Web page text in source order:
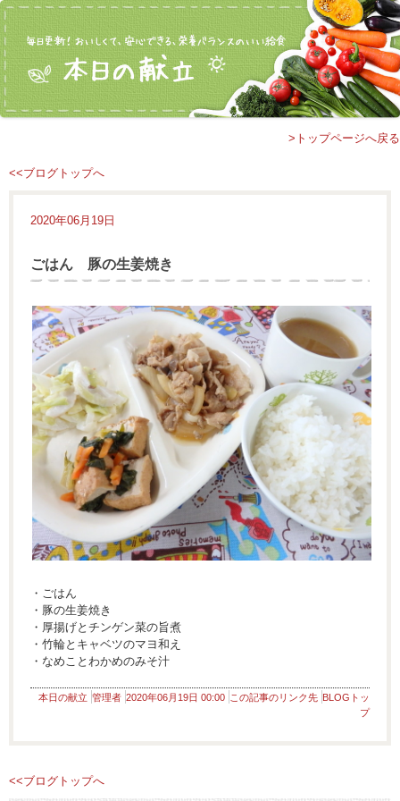
>トップページへ戻る
<<ブログトップへ
2020年06月19日
ごはん 豚の生姜焼き
・ごはん
・豚の生姜焼き
・厚揚げとチンゲン菜の旨煮
・竹輪とキャベツのマヨ和え
・なめことわかめのみそ汁
本日の献立 管理者 2020年06月19日 00:00 この記事のリンク先 BLOGトッ
プ
<<ブログトップへ